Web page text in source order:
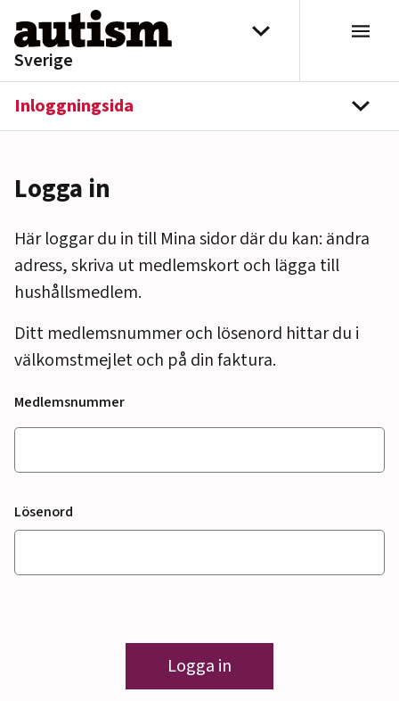
Hoppa till innehåll
Sverige
Välj distrikt
Inloggningsida
Logga in
Här loggar du in till Mina sidor där du kan: ändra
adress, skriva ut medlemskort och lägga till
hushållsmedlem.
Ditt medlemsnummer och lösenord hittar du i
välkomstmejlet och på din faktura.
Medlemsnummer
Lösenord
Logga in